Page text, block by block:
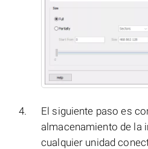
El siguiente paso es
almacenamiento de la
cualquier unidad